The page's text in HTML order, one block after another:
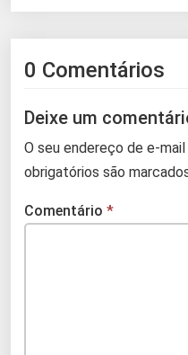
0 Comentários
Deixe um
O seu endereço de e-
obrigatórios são
Comentário *